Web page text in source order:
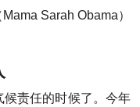
Sarah Obama）
候责任的时候了。今年